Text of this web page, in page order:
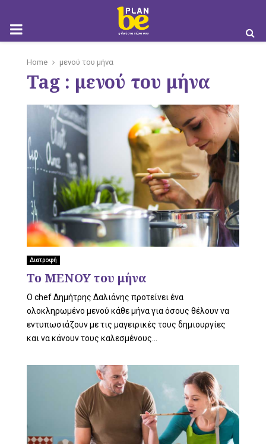
M
Home μενού του μήνα
Tag : μενού του μήνα
Διατροφή
Το ΜΕΝΟΥ του μήνα
O chef Δημήτρης Δαλιάνης προτείνει ένα
ολοκληρωμένο μενού κάθε μήνα για όσους θέλουν να
εντυπωσιάζουν με τις μαγειρικές τους δημιουργίες
και να κάνουν τους καλεσμένους...